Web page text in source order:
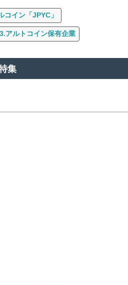
コイン「JPYC」
3.アルトコイン保有企業
集